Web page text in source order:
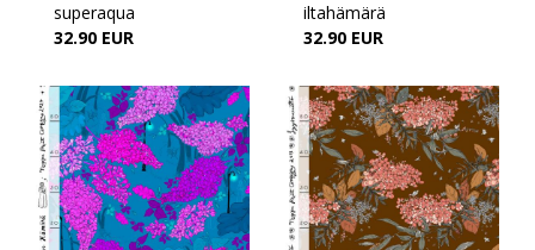
superaqua
32.90 EUR
iltahämärä
32.90 EUR